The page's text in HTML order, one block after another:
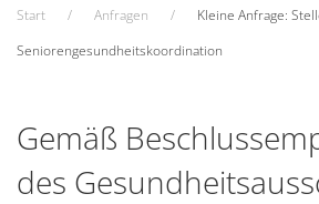
Start Anfragen
Kleine Anfrage:
Seniorengesundheitskoordination
Gemäß
des